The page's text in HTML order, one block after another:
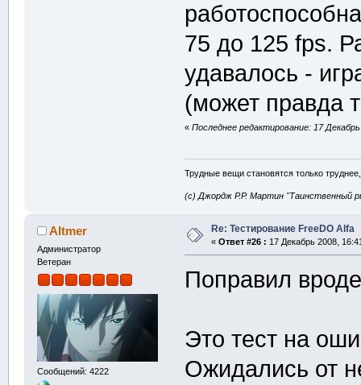
75 до 125 fps.
удавалось -
(может правда
«Последнее редактирование: 17
Трудные вещи становятся только
(с) Джордж Р.Р. Мартин "Таинственный
Altmer
Администратор
Ветеран
Сообщений: 4222
Re: Тестирование FreeDO Alfa
« Ответ #26 : 17 Декабрь 2008,
Поправил
Это тест на
Ожидались от